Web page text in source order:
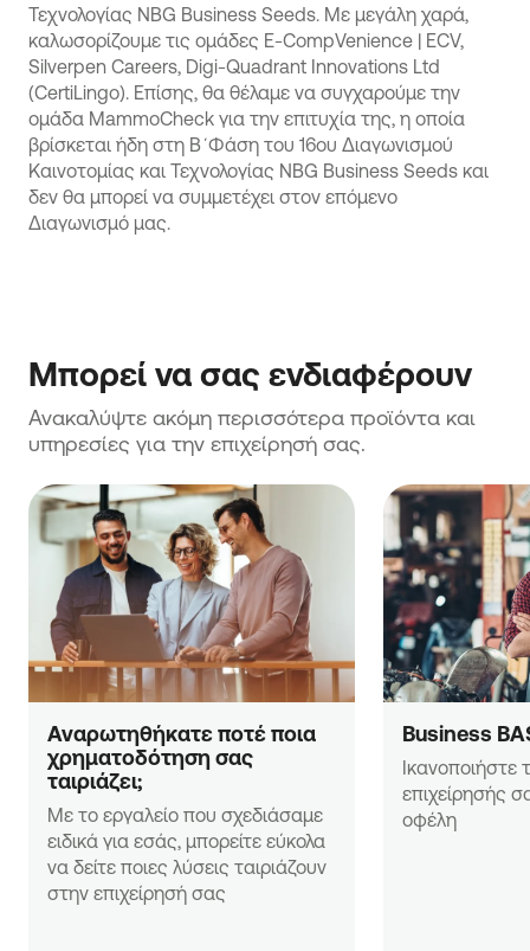
Τεχνολογίας NBG Business Seeds. Με μεγάλη χαρά,
καλωσορίζουμε τις ομάδες E-CompVenience | ECV,
Silverpen Careers, Digi-Quadrant Innovations Ltd
(CertiLingo). Επίσης, θα θέλαμε να συγχαρούμε την
ομάδα MammoCheck για την επιτυχία της, η οποία
βρίσκεται ήδη στη Β΄Φάση του 16ου Διαγωνισμού
Καινοτομίας και Τεχνολογίας NBG Business Seeds και
δεν θα μπορεί να συμμετέχει στον επόμενο
Διαγωνισμό μας.
Μπορεί να σας ενδιαφέρουν
Ανακαλύψτε ακόμη περισσότερα προϊόντα και
υπηρεσίες για την επιχείρησή σας.
Αναρωτηθήκατε ποτέ ποια
χρηματοδότηση σας
ταιριάζει;
Με το εργαλείο που σχεδιάσαμε
ειδικά για εσάς, μπορείτε εύκολα
να δείτε ποιες λύσεις ταιριάζουν
στην επιχείρησή σας
Business
Ικανοποιήστε
επιχείρησής
οφέλη